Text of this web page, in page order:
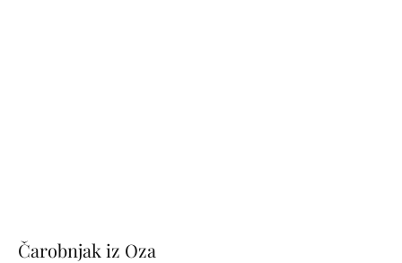
Čarobnjak iz Oza